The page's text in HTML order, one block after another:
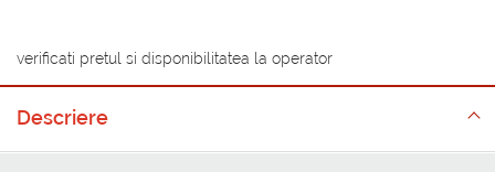
verificati pretul si disponibilitatea la operator
Descriere